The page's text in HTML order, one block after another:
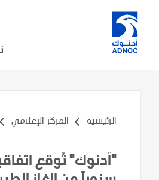
الرئيسية المركز الإعلامي